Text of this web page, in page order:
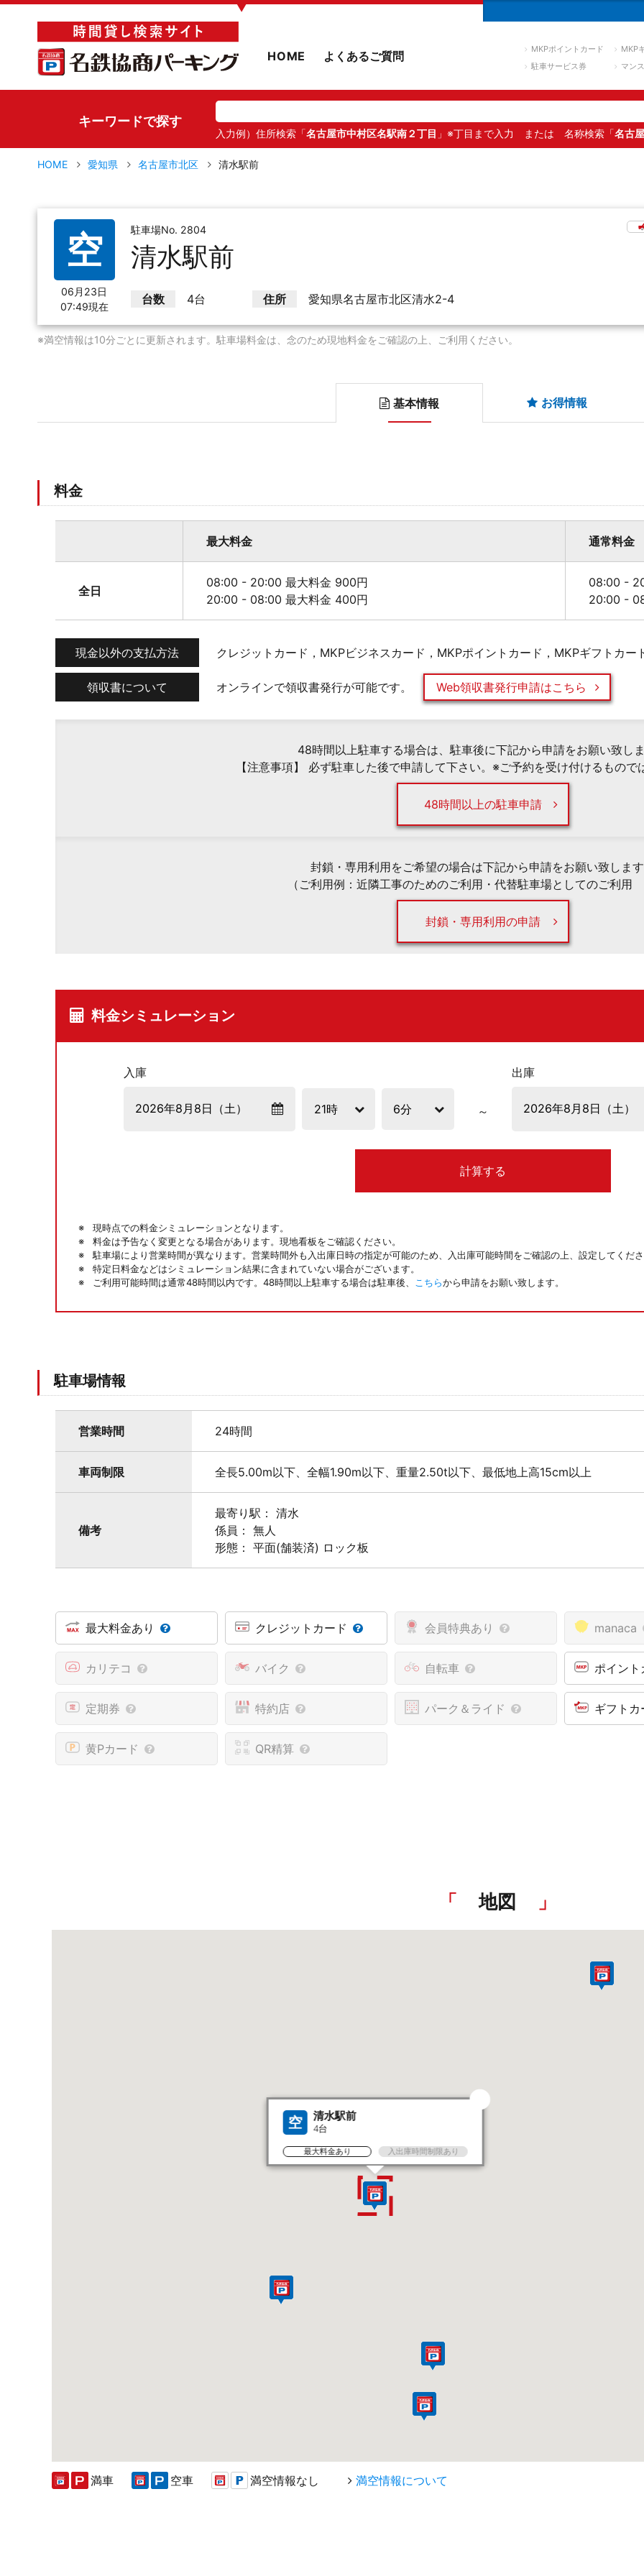
▼
HOME よくあるご質問 MKPポイントカード
MKP
駐車サービス券
マン
キーワードで探す
入力例）住所検索「名古屋市中村区名駅南２丁目 」※丁目まで入力 または 名称検索「名古
HOME 愛知県 名古屋市北区 清水駅前
空
06月23日
07:49現在
駐車場No. 2804
清水駅前
台数 4台 住所 愛知県名古屋市北区清水2-4
※満空情報は10分ごとに更新されます。駐車場料金は、念のため現地料金をご確認の上、ご利用ください。
基本情報 お得情報
料金
最大料金 通常料金
全日
08:00 - 20:00 最大料金 900円
20:00 - 08:00 最大料金 400円
08:00 -
20:00 -
現金以外の支払方法 クレジットカード，MKPビジネスカード，MKPポイントカード，MKPギフトカー
領収書について オンラインで領収書発行が可能です。 Web領収書発行申請はこちら
48時間以上駐車する場合は、駐車後に下記から申請をお願い致し
【注意事項】 必ず駐車した後で申請して下さい。※ご予約を受け付けるもので
48時間以上の駐車申請
封鎖・専用利用をご希望の場合は下記から申請をお願い致しま
（ご利用例：近隣工事のためのご利用・代替駐車場としてのご利用
封鎖・専用利用の申請
料金シミュレーション
入庫 出庫
計算する
現時点での料金シミュレーションとなります。
料金は予告なく変更となる場合があります。現地看板をご確認ください。
駐車場により営業時間が異なります。営業時間外も入出庫日時の指定が可能のため、入出庫可能時間をご確認の上、設定してくだ
特定日料金などはシミュレーション結果に含まれていない場合がございます。
ご利用可能時間は通常48時間以内です。48時間以上駐車する場合は駐車後、
こちらから申請をお願い致します。
駐車場情報
営業時間 24時間
車両制限 全長5.00m以下、全幅1.90m以下、重量2.50t以下、最低地上高15cm以上
備考
最寄り駅： 清水
係員： 無人
形態： 平面(舗装済) ロック板
最大料金あり クレジットカード 会員特典あり manaca
カリテコ バイク 自転車 ポイン
定期券 特約店 パーク＆ライド ギフト
黄Pカード QR精算
地図
空 清水駅前
4台
最大料金あり 入出庫時間制限あり
満車 空車 満空情報なし 満空情報について